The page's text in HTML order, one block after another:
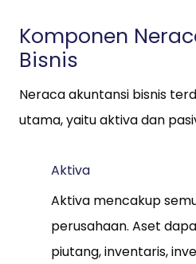
Komponen
Bisnis
Neraca akuntansi bisnis
utama, yaitu aktiva dan
Aktiva
Aktiva mencakup
perusahaan. Aset
piutang, inventaris,